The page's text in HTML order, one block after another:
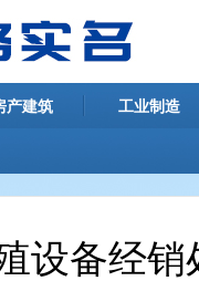
产建筑 工业制造
设备经销